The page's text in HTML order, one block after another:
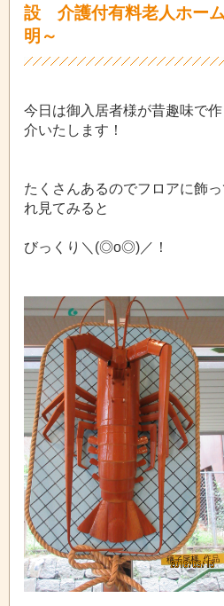
設 介護付有料老人ホー
明～
今日は御入居者様が昔趣味で
介いたします！
たくさんあるのでフロアに飾
れ見てみると
びっくり＼(◎o◎)／！